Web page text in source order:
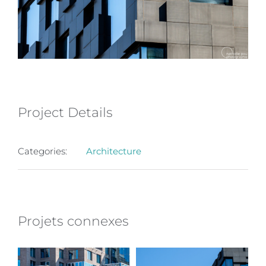
Project Details
Categories: Architecture
Projets connexes